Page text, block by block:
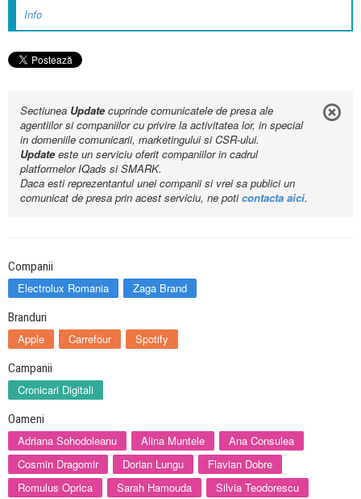
Info
Sectiunea Updatecuprinde comunicatele de presa ale
agentiilor si companiilor cu privire la activitatea lor, in special
in domeniile comunicarii, marketingului si CSR-ului.
Updateeste un serviciu oferit companiilor in cadrul
platformelor IQads si SMARK.
Daca esti reprezentantul unei companii si vrei sa publici un
comunicat de presa prin acest serviciu, ne poticontacta aici.
Companii
Electrolux Romania Zaga Brand
Branduri
Apple Carrefour Spotify
Campanii
Cronicari Digitali
Oameni
Adriana Sohodoleanu Alina Muntele
Ana Consulea
Cosmin Dragomir
Dorian Lungu
Flavian Dobre
Romulus Oprica
Sarah Hamouda Silvia Teodorescu